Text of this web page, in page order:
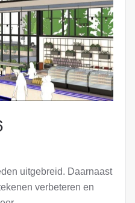
uitgebreid. Daarnaast
verbeteren en